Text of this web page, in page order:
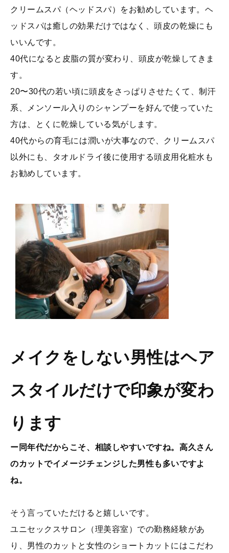
クリームスパ（ヘッドスパ）をお勧めしています。ヘ
ッドスパは癒しの効果だけではなく、頭皮の乾燥にも
いいんです。
40代になると皮脂の質が変わり、頭皮が乾燥してきま
す。
20〜30代の若い頃に頭皮をさっぱりさせたくて、制汗
系、メンソール入りのシャンプーを好んで使っていた
方は、とくに乾燥している気がします。
40代からの育毛には潤いが大事なので、クリームスパ
以外にも、タオルドライ後に使用する頭皮用化粧水も
お勧めしています。
メイクをしない男性はヘア
スタイルだけで印象が変わ
ります
ー同年代だからこそ、相談しやすいですね。高久さん
のカットでイメージチェンジした男性も多いですよ
ね。
そう言っていただけると嬉しいです。
ユニセックスサロン（理美容室）での勤務経験があ
り、男性のカットと女性のショートカットにはこだわ